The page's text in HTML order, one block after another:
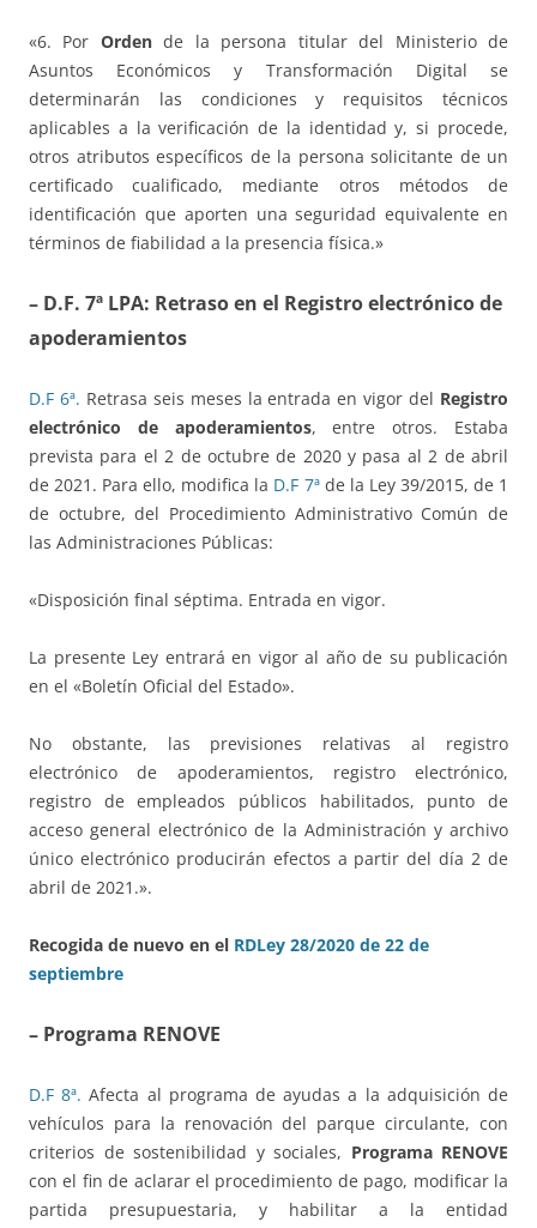
«6. Por Ordende la persona titular del Ministerio de
Asuntos Económicos y Transformación Digital se
determinarán las condiciones y requisitos técnicos
aplicables a la verificación de la identidad y, si procede,
otros atributos específicos de la persona solicitante de un
certificado cualificado, mediante otros métodos de
identificación que aporten una seguridad equivalente en
términos de fiabilidad a la presencia física.»
– D.F. 7ª LPA: Retraso en el Registro electrónico de
apoderamientos
D.F 6ª. Retrasa seis meses la entrada en vigor del Registro
electrónico de apoderamientos, entre otros. Estaba
prevista para el 2 de octubre de 2020 y pasa al 2 de abril
de 2021. Para ello, modifica la D.F 7ªde la Ley 39/2015, de 1
de octubre, del Procedimiento Administrativo Común de
las Administraciones Públicas:
«Disposición final séptima. Entrada en vigor.
La presente Ley entrará en vigor al año de su publicación
en el «Boletín Oficial del Estado».
No obstante, las previsiones relativas al registro
electrónico de apoderamientos, registro electrónico,
registro de empleados públicos habilitados, punto de
acceso general electrónico de la Administración y archivo
único electrónico producirán efectos a partir del día 2 de
abril de 2021.».
Recogida de nuevo en el RDLey 28/2020 de 22 de
septiembre
– Programa RENOVE
D.F 8ª. Afecta al programa de ayudas a la adquisición de
vehículos para la renovación del parque circulante, con
criterios de sostenibilidad y sociales, Programa RENOVE
con el fin de aclarar el procedimiento de pago, modificar la
partida presupuestaria, y habilitar a la entidad